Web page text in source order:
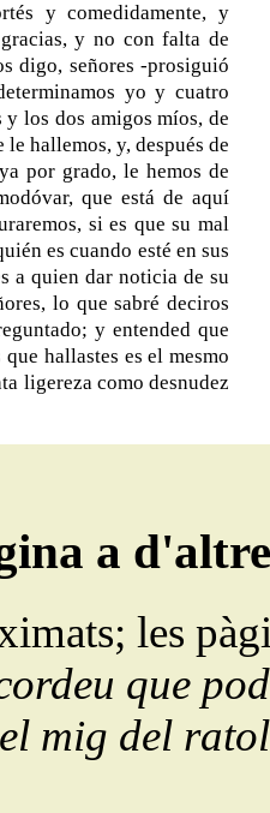
y comedidamente, y
y no con falta de
digo, señores -prosiguió
yo y cuatro
los dos amigos míos, de
hallemos, y, después de
por grado, le hemos de
que está de aquí
si es que su mal
es cuando esté en sus
a quien dar noticia de su
lo que sabré deciros
y entended que
hallastes es el mesmo
ligereza como desnudez
a
les
que
mig del